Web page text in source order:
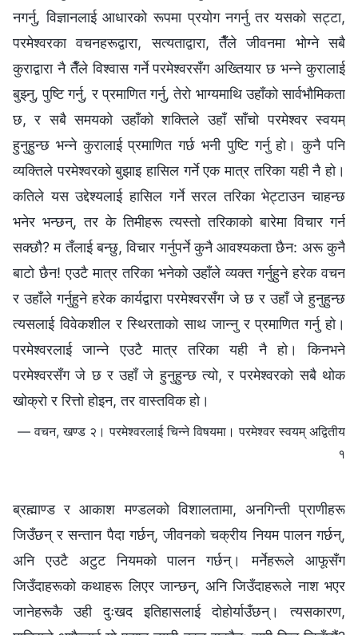
नगर्नु, विज्ञानलाई आधारको रूपमा प्रयोग नगर्नु तर यसको सट्टा,
परमेश्‍वरका वचनहरूद्वारा, सत्यताद्वारा, तैँले जीवनमा भोग्‍ने सबै
कुराद्वारा नै तैँले विश्‍वास गर्ने परमेश्‍वरसँग अख्‍तियार छ भन्‍ने कुरालाई
बुझ्‍नु, पुष्टि गर्नु, र प्रमाणित गर्नु, तेरो भाग्यमाथि उहाँको सार्वभौमिकता
छ, र सबै समयको उहाँको शक्तिले उहाँ साँचो परमेश्‍वर स्वयम्
हुनुहुन्छ भन्‍ने कुरालाई प्रमाणित गर्छ भनी पुष्टि गर्नु हो। कुनै पनि
व्यक्तिले परमेश्‍वरको बुझाइ हासिल गर्ने एक मात्र तरिका यही नै हो।
कतिले यस उद्देश्यलाई हासिल गर्ने सरल तरिका भेट्टाउन चाहन्छ
भनेर भन्छन्, तर के तिमीहरू त्यस्तो तरिकाको बारेमा विचार गर्न
सक्छौ? म तँलाई बन्छु, विचार गर्नुपर्ने कुनै आवश्यकता छैन: अरू कुनै
बाटो छैन! एउटै मात्र तरिका भनेको उहाँले व्यक्त गर्नुहुने हरेक वचन
र उहाँले गर्नुहुने हरेक कार्यद्वारा परमेश्‍वरसँग जे छ र उहाँ जे हुनुहुन्छ
त्यसलाई विवेकशील र स्थिरताको साथ जान्‍नु र प्रमाणित गर्नु हो।
परमेश्‍वरलाई जान्‍ने एउटै मात्र तरिका यही नै हो। किनभने
परमेश्‍वरसँग जे छ र उहाँ जे हुनुहुन्छ त्यो, र परमेश्‍वरको सबै थोक
खोक्रो र रित्तो होइन, तर वास्तविक हो।
— वचन, खण्ड २। परमेश्‍वरलाई चिन्‍ने विषयमा। परमेश्‍वर स्वयम् अद्वितीय
१
ब्रह्माण्ड र आकाश मण्डलको विशालतामा, अनगिन्ती प्राणीहरू
जिउँछन् र सन्तान पैदा गर्छन्, जीवनको चक्रीय नियम पालन गर्छन्,
अनि एउटै अटुट नियमको पालन गर्छन्। मर्नेहरूले आफूसँग
जिउँदाहरूको कथाहरू लिएर जान्छन्, अनि जिउँदाहरूले नाश भएर
जानेहरूकै उही दुःखद इतिहासलाई दोहोर्याउँछन्। त्यसकारण,